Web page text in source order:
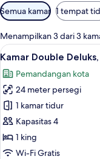
Filter
tersedia
untuk
kamar
Semua kamar 1 tempat
Menampilkan 3 dari 3
Lihat
semua
foto
untuk
Kamar
Double
Deluks,
1
13
Kamar Double
Pemandangan kota
24 meter persegi
1 kamar tidur
Kapasitas 4
1 king
Wi-Fi Gratis